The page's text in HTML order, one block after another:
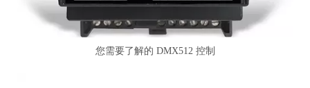
您需要了解的 DMX512 控制